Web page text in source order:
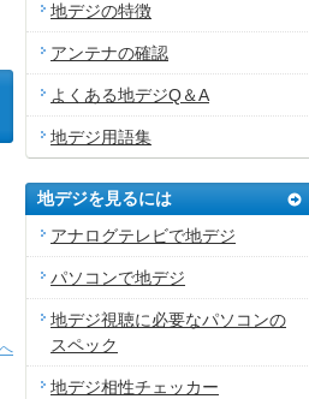
地デジの特徴
アンテナの確認
よくある地デジQ＆A
地デジ用語集
地デジを見るには
アナログテレビで地デジ
パソコンで地デジ
地デジ視聴に必要なパソコンの
スペック
地デジ相性チェッカー